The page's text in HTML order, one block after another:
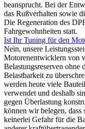
beansprucht. Bei der
das Rußverhalten sowie
Die Regeneration des
Fahrgewohnheiten statt.
Ist Ihr Tuning für den
Nein, unsere
Motorenentwicklern von
Belastungsreserven ohne
Belastbarkeit zu
werden heute viele
verwendet und deshalb
gegen Überlastung
können wir belegen,
keinerlei Gefahr für die